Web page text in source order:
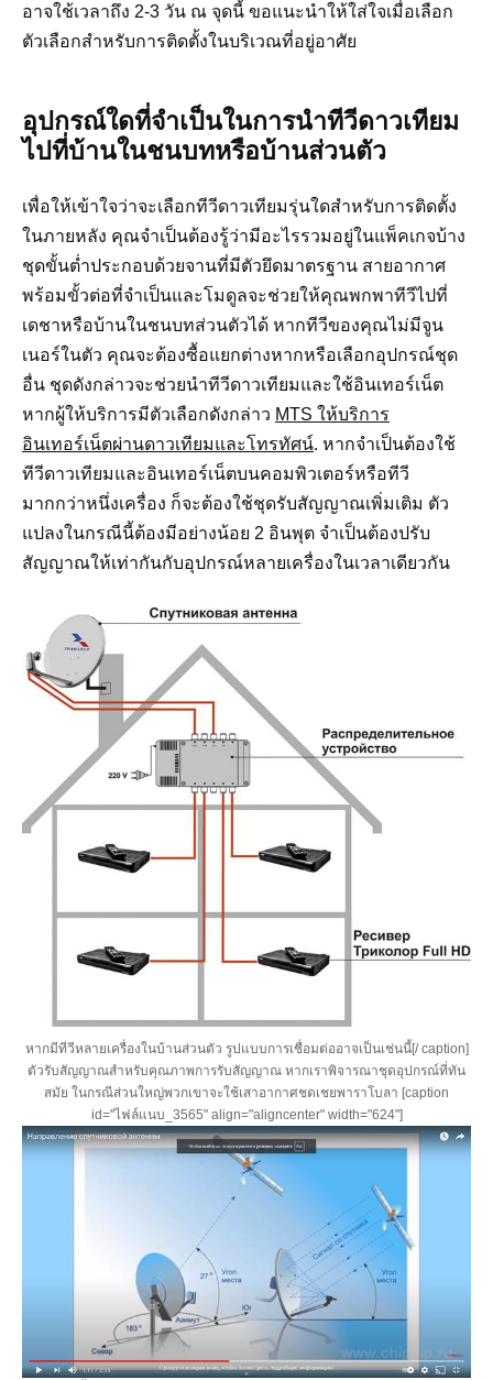
อาจใช้เวลาถึง 2-3 วัน ณ จุดนี้ ขอแนะนำให้ใส่ใจเมื่อเลือก
ตัวเลือกสำหรับการติดตั้งในบริเวณที่อยู่อาศัย
อุปกรณ์ใดที่จำเป็นในการนำทีวีดาวเทียม
ไปที่บ้านในชนบทหรือบ้านส่วนตัว
เพื่อให้เข้าใจว่าจะเลือกทีวีดาวเทียมรุ่นใดสำหรับการติดตั้ง
ในภายหลัง คุณจำเป็นต้องรู้ว่ามีอะไรรวมอยู่ในแพ็คเกจบ้าง
ชุดขั้นต่ำประกอบด้วยจานที่มีตัวยึดมาตรฐาน สายอากาศ
พร้อมขั้วต่อที่จำเป็นและโมดูลจะช่วยให้คุณพกพาทีวีไปที่
เดชาหรือบ้านในชนบทส่วนตัวได้ หากทีวีของคุณไม่มีจูน
เนอร์ในตัว คุณจะต้องซื้อแยกต่างหากหรือเลือกอุปกรณ์ชุด
อื่น ชุดดังกล่าวจะช่วยนำทีวีดาวเทียมและใช้อินเทอร์เน็ต
หากผู้ให้บริการมีตัวเลือกดังกล่าว MTS ให้บริการ
อินเทอร์เน็ตผ่านดาวเทียมและโทรทัศน์. หากจำเป็นต้องใช้
ทีวีดาวเทียมและอินเทอร์เน็ตบนคอมพิวเตอร์หรือทีวี
มากกว่าหนึ่งเครื่อง ก็จะต้องใช้ชุดรับสัญญาณเพิ่มเติม ตัว
แปลงในกรณีนี้ต้องมีอย่างน้อย 2 อินพุต จำเป็นต้องปรับ
สัญญาณให้เท่ากันกับอุปกรณ์หลายเครื่องในเวลาเดียวกัน
หากมีทีวีหลายเครื่องในบ้านส่วนตัว รูปแบบการเชื่อมต่ออาจเป็นเช่นนี้[/ caption]
ตัวรับสัญญาณสำหรับคุณภาพการรับสัญญาณ หากเราพิจารณาชุดอุปกรณ์ที่ทัน
สมัย ​​ในกรณีส่วนใหญ่พวกเขาจะใช้เสาอากาศชดเชยพาราโบลา [caption
id="ไฟล์แนบ_3565" align="aligncenter" width="624"]